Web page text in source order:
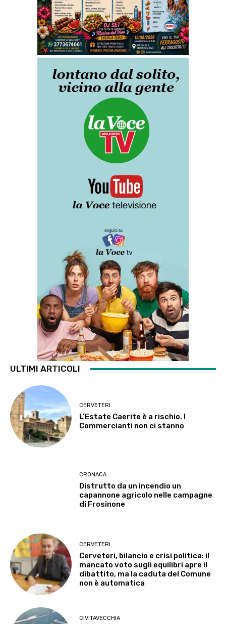
ULTIMI ARTICOLI
CERVETERI
L’Estate Caerite è a rischio. I
Commercianti non ci stanno
CRONACA
Distrutto da un incendio un
capannone agricolo nelle campagne
di Frosinone
CERVETERI
Cerveteri, bilancio e crisi politica: il
mancato voto sugli equilibri apre il
dibattito, ma la caduta del Comune
non è automatica
CIVITAVECCHIA